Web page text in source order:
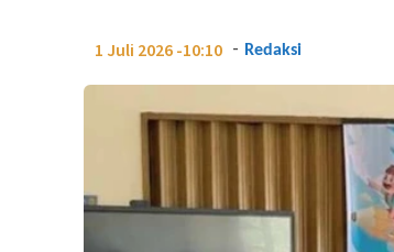
1 Juli 2026 -10:10 - Redaksi